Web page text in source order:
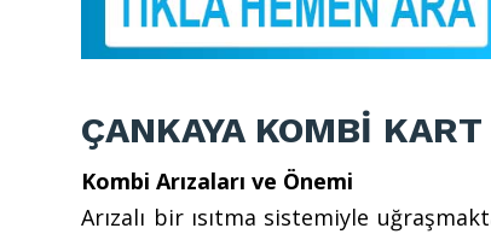
ÇANKAYA KOMBİ
Kombi Arızaları ve Önemi
Arızalı bir ısıtma sistemiyle